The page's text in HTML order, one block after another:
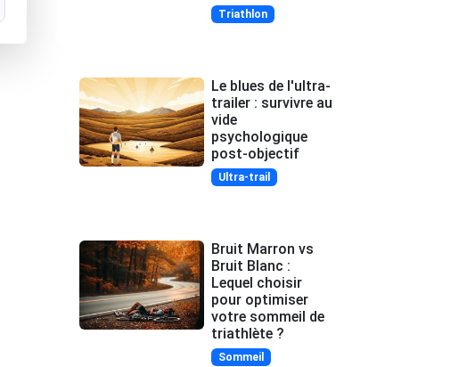
Triathlon
Le blues de l'ultra-
trailer : survivre au
vide
psychologique
post-objectif
Ultra-trail
Bruit Marron vs
Bruit Blanc :
Lequel choisir
pour optimiser
votre sommeil de
triathlète ?
Sommeil